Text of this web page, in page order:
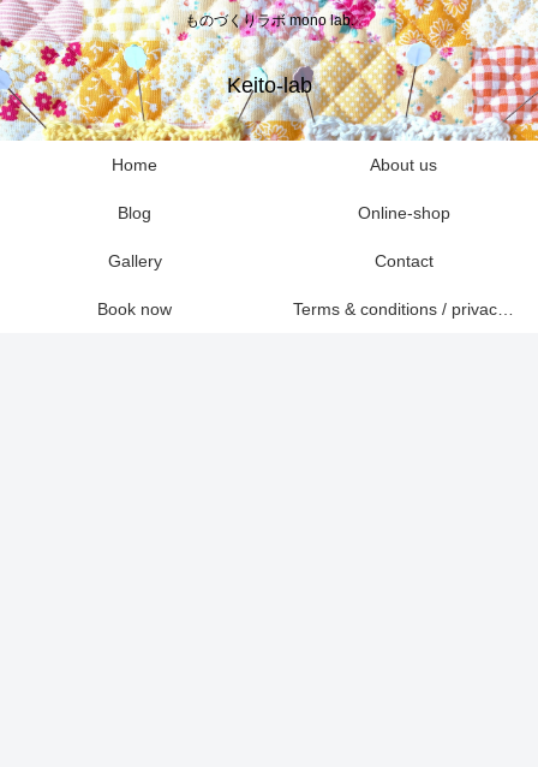
ものづくりラボ mono lab.
Keito-lab
Home About us
Blog Online-shop
Gallery Contact
Book now Terms & conditions / privacy policies